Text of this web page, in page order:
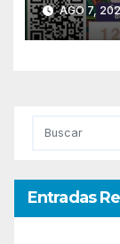
México
AGO 7,
Entradas